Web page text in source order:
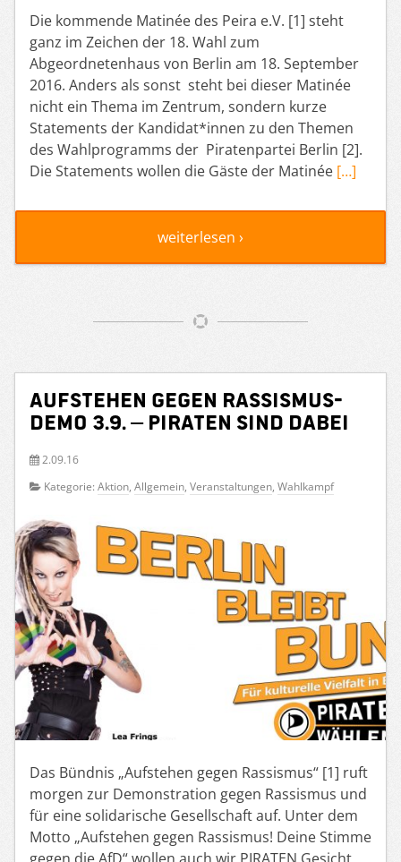
Die kommende Matinée des Peira e.V. [1] steht
ganz im Zeichen der 18. Wahl zum
Abgeordnetenhaus von Berlin am 18. September
2016. Anders als sonst steht bei dieser Matinée
nicht ein Thema im Zentrum, sondern kurze
Statements der Kandidat*innen zu den Themen
des Wahlprogramms der Piratenpartei Berlin [2].
Die Statements wollen die Gäste der Matinée […]
weiterlesen ›
Aufstehen gegen Rassismus-
Demo 3.9. – PIRATEN sind dabei
2.09.16
Kategorie: Aktion, Allgemein, Veranstaltungen, Wahlkampf
Das Bündnis „Aufstehen gegen Rassismus“ [1] ruft
morgen zur Demonstration gegen Rassismus und
für eine solidarische Gesellschaft auf. Unter dem
Motto „Aufstehen gegen Rassismus! Deine Stimme